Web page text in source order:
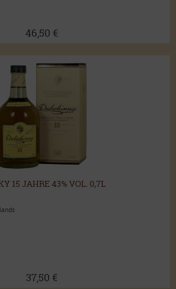
46,50 €
15 JAHRE 43% VOL. 0,7L
37,50 €